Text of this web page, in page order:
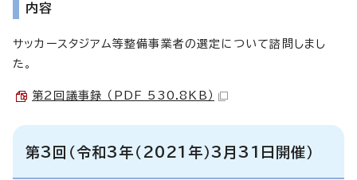
内容
サッカースタジアム等整備事業者の選定について諮問しまし
た。
第2回議事録 （PDF 530.8KB）
第3回（令和3年（2021年）3月31日開催）